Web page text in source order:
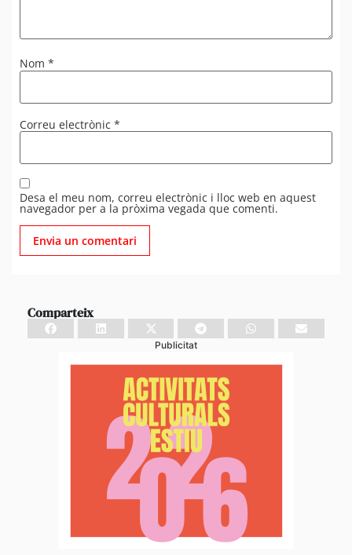
Nom *
Correu electrònic *
Desa el meu nom, correu electrònic i lloc web en aquest
navegador per a la pròxima vegada que comenti.
Comparteix
Publicitat